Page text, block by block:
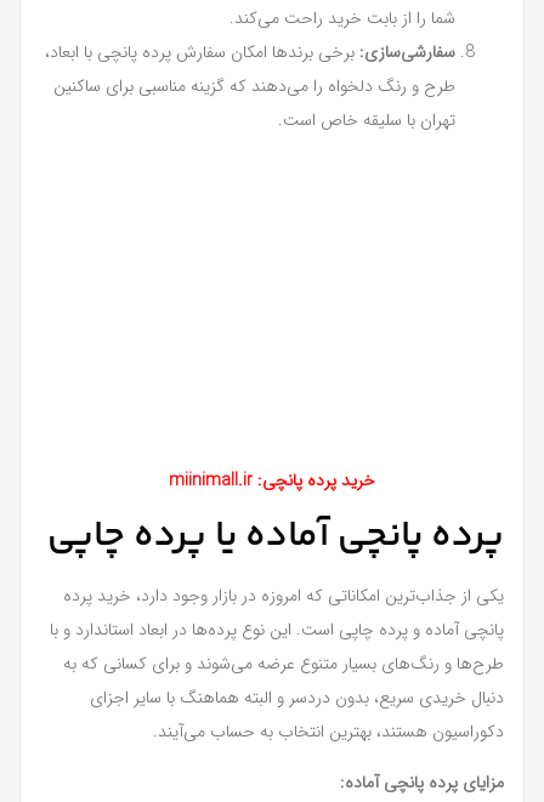
شما را از بابت خرید راحت می‌کند.
سفارشی‌سازی: برخی برندها امکان سفارش پرده پانچی با ابعاد،
طرح و رنگ دلخواه را می‌دهند که گزینه مناسبی برای ساکنین
تهران با سلیقه خاص است.
خرید پرده پانچی: miinimall.ir
پرده پانچی آماده یا پرده چاپی
یکی از جذاب‌ترین امکاناتی که امروزه در بازار وجود دارد، خرید پرده
پانچی آماده و پرده چاپی است. این نوع پرده‌ها در ابعاد استاندارد و با
طرح‌ها و رنگ‌های بسیار متنوع عرضه می‌شوند و برای کسانی که به
دنبال خریدی سریع، بدون دردسر و البته هماهنگ با سایر اجزای
دکوراسیون هستند، بهترین انتخاب به حساب می‌آیند.
مزایای پرده پانچی آماده: